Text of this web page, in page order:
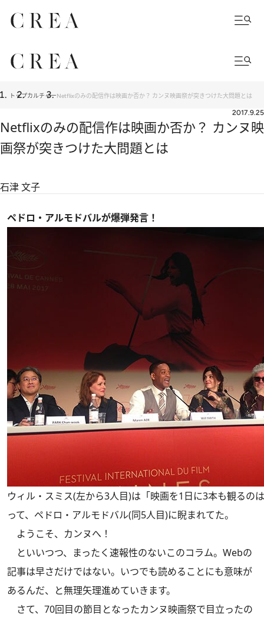
トップカルチャーNetflixのみの配信作は映画か否か？ カンヌ映画祭が突きつけた大問題とは
2017.9.25
Netflixのみの配信作は映画か否か？ カンヌ映
画祭が突きつけた大問題とは
石津 文子
ペドロ・アルモドバルが爆弾発言！
ウィル・スミス(左から3人目)は「映画を1日に3本も観るの
って、ペドロ・アルモドバル(同5人目)に睨まれてた。
ようこそ、カンヌへ！
といいつつ、まったく速報性のないこのコラム。Webの
記事は早さだけではない。いつでも読めることにも意味が
あるんだ、と無理矢理進めていきます。
さて、70回目の節目となったカンヌ映画祭で目立ったの